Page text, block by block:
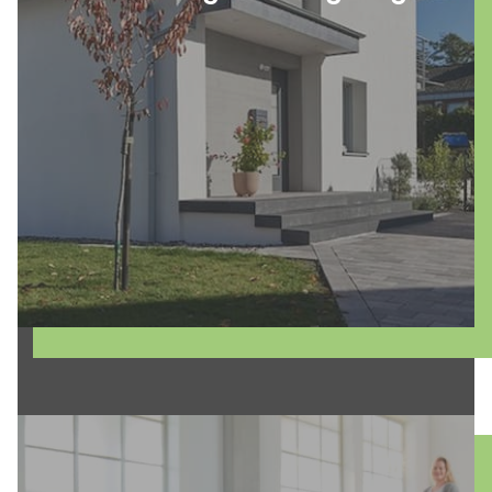
nur den ersten Eindruck, sondern auch das
Wohlbefinden der Bewohner. Entdecken Sie
die facettenreiche Welt der
Fassadengestaltung und verleihen Sie
Ihrem Gebäude neuen Glanz!
mehr erfahren